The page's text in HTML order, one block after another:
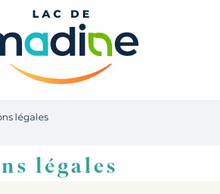
légales
légales